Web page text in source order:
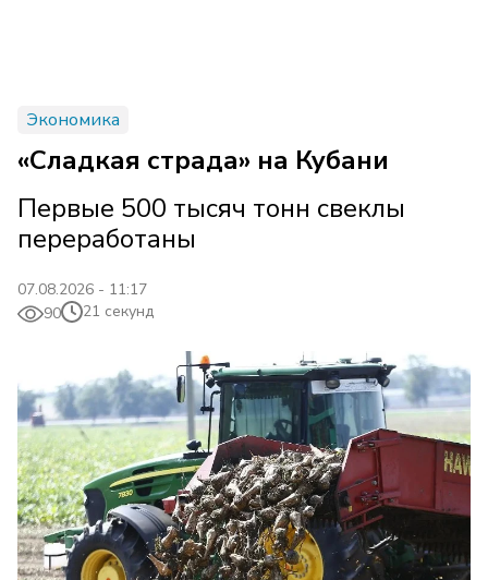
Экономика
«Сладкая страда» на Кубани
Первые 500 тысяч тонн свеклы
переработаны
07.08.2026 - 11:17
90
21 секунд